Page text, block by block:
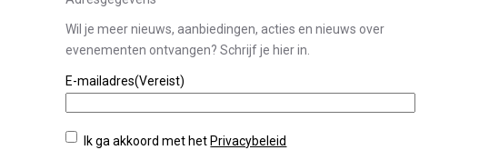
Wil je meer nieuws, aanbiedingen, acties en nieuws over
evenementen ontvangen? Schrijf je hier in.
E-mailadres(Vereist)
Privacybeleid(Vereist)
Ik ga akkoord met het Privacybeleid